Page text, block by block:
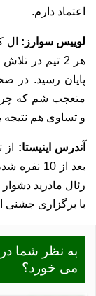
اعتماد دارم.
لوییس سوارز: ال
هر 2 تیم در
پایان رسید. در
متعجب شم که
و تساوی هم
آندرس اینیستا:
رئال مادرید
با برگزاری جشنی
به نظر شما
می خورد؟